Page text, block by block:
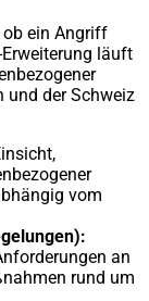
ob ein Angriff
Erweiterung läuft
und der Schweiz
vom
an
rund um